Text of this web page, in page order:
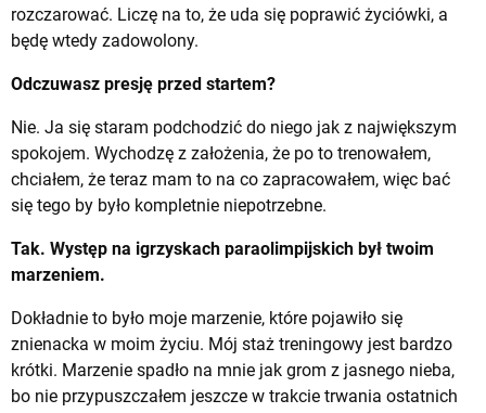
rozczarować. Liczę na to, że uda się poprawić życiówki, a
będę wtedy zadowolony.
Odczuwasz presję przed startem?
Nie. Ja się staram podchodzić do niego jak z największym
spokojem. Wychodzę z założenia, że po to trenowałem,
chciałem, że teraz mam to na co zapracowałem, więc bać
się tego by było kompletnie niepotrzebne.
Tak. Występ na igrzyskach paraolimpijskich był twoim
marzeniem.
Dokładnie to było moje marzenie, które pojawiło się
znienacka w moim życiu. Mój staż treningowy jest bardzo
krótki. Marzenie spadło na mnie jak grom z jasnego nieba,
bo nie przypuszczałem jeszcze w trakcie trwania ostatnich